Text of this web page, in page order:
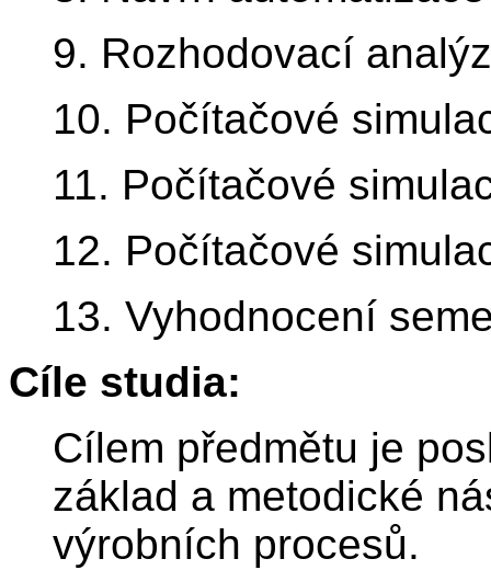
9. Rozhodovací
10. Počítačové
11. Počítačové
12. Počítačové
13. Vyhodnocení
Cíle studia:
Cílem předmětu je
základ a metodické
výrobních procesů.